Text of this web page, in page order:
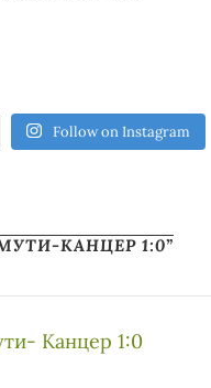
Follow on Instagram
КАНЦЕР 1:0”